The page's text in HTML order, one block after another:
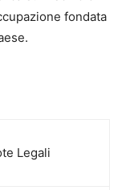
fondata
Legali